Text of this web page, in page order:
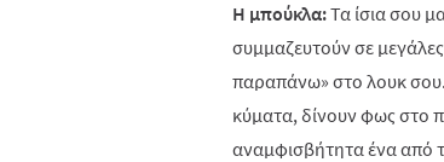
Η μπούκλα:Τα ίσια σου
συμμαζευτούν σε
παραπάνω» στο λουκ σου.
κύματα, δίνουν φως στο
αναμφισβήτητα ένα από